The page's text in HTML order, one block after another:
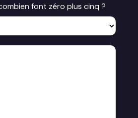
font zéro plus cinq ?